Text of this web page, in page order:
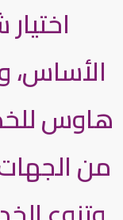
الأساس،
هاوس
من